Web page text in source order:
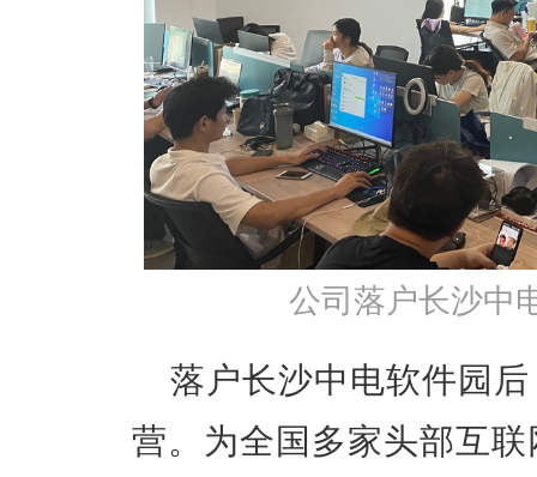
公司落户长沙中
落户长沙中电软件园
营。为全国多家头部互